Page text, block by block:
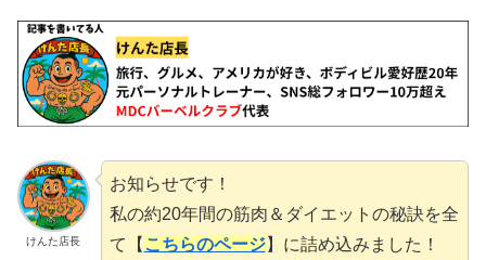
けんた店長
お知らせです！
私の約20年間の筋肉＆ダイエットの秘訣を全
て【 こちらのページ】に詰め込みました！